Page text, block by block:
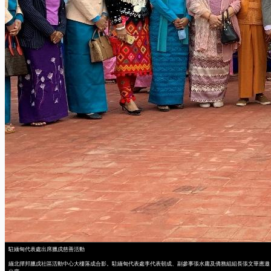
駐緬甸代表處出席臘戌慈善活動
緬北撣邦臘戌社區活動中心大樓落成合影。駐緬甸代表處李代表朝成、副參事張水庸及僑務組組長張文華應邀